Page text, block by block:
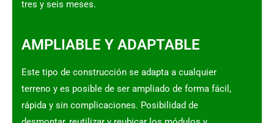
tres y seis meses.
AMPLIABLE Y ADAPTABLE
Este tipo de construcción se adapta a cualquier
terreno y es posible de ser ampliado de forma fácil,
rápida y sin complicaciones. Posibilidad de